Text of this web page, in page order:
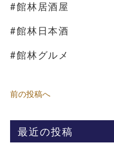
#館林居酒屋
#館林日本酒
#館林グルメ
前の投稿へ
最近の投稿